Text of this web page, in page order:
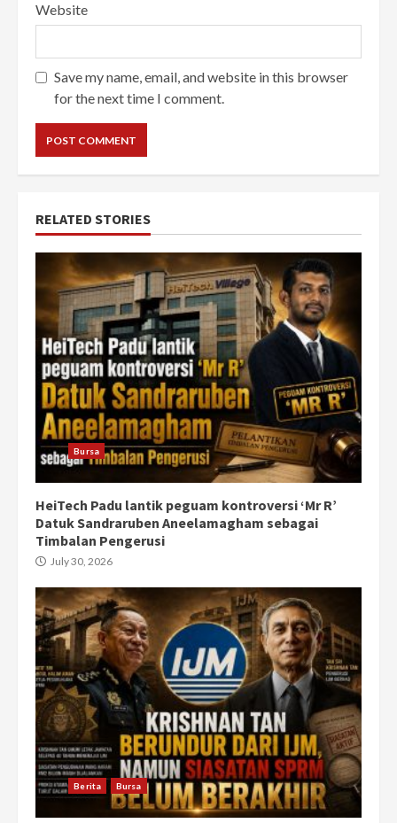
Website
Save my name, email, and website in this browser
for the next time I comment.
RELATED STORIES
Bursa
HeiTech Padu lantik peguam kontroversi ‘Mr R’
Datuk Sandraruben Aneelamagham sebagai
Timbalan Pengerusi
July 30, 2026
Berita Bursa